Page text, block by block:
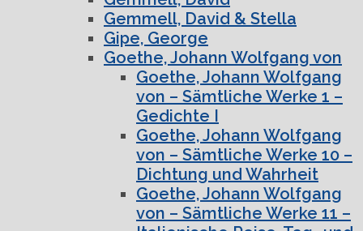
Gemmell, David & Stella
Gipe, George
Goethe, Johann Wolfgang von
Goethe, Johann Wolfgang
von – Sämtliche Werke 1 –
Gedichte I
Goethe, Johann Wolfgang
von – Sämtliche Werke 10 –
Dichtung und Wahrheit
Goethe, Johann Wolfgang
von – Sämtliche Werke 11 –